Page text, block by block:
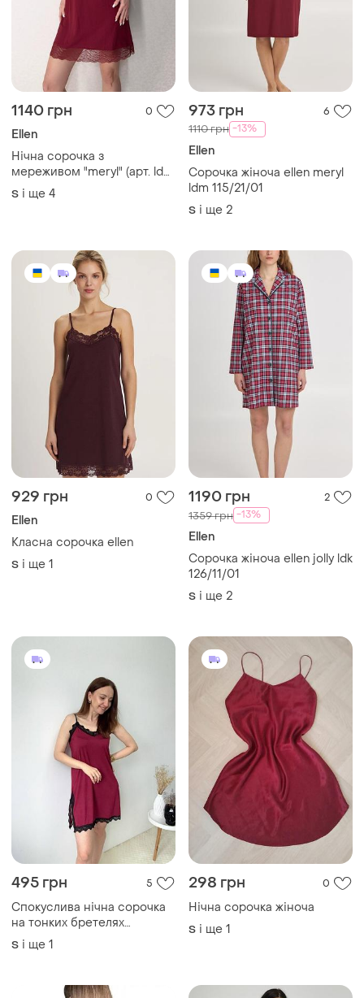
1140 грн 0
Ellen
Нічна сорочка з
мереживом "meryl" (арт. ldm
112/54/02)
S і ще 4
973 грн 6
1110 грн -13%
Ellen
Сорочка жіноча ellen meryl
ldm 115/21/01
S і ще 2
929 грн 0
Ellen
Класна сорочка ellen
S і ще 1
1190 грн 2
1359 грн -13%
Ellen
Сорочка жіноча ellen jolly ldk
126/11/01
S і ще 2
495 грн 5
Спокуслива нічна сорочка
на тонких бретелях
бордового кольору з
мереживом
S і ще 1
298 грн 0
Нічна сорочка жіноча
S і ще 1